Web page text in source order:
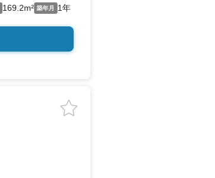
169.2m² 築年月 1年